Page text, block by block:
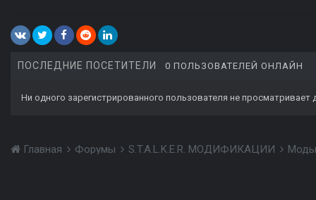
ПОСЛЕДНИЕ ПОСЕТИТЕЛИ 0 ПОЛЬЗОВАТЕЛЕЙ ОНЛАЙН
Ни одного зарегистрированного пользователя не просматривает
Главная Форумы S.T.A.L.K.E.R. МОДИФИКАЦИИ